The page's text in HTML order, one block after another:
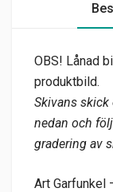
OBS! Lånad
produktbild.
Skivans
nedan och
gradering av
Art Garfunkel